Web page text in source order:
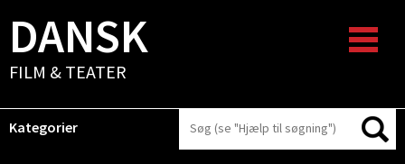
DANSK
FILM & TEATER
Kategorier